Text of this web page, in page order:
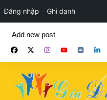
Đăng nhập Ghi danh
phần
Add new post